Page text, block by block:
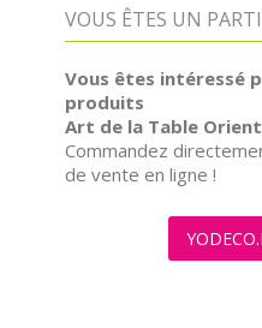
VOUS ÊTES UN
Vous êtes intéressé
produits
Art de la Table
Commandez
de vente en ligne !